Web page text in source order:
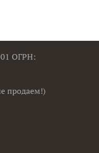
ОГРН:
продаем!)